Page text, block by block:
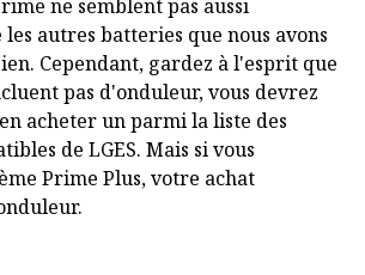
ne semblent pas aussi
autres batteries que nous avons
Cependant, gardez à l'esprit que
pas d'onduleur, vous devrez
acheter un parmi la liste des
de LGES. Mais si vous
Prime Plus, votre achat